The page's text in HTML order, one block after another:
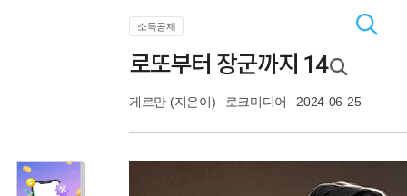
소득공제
로또부터 장군까지 14
게르만 (지은이) 로크미디어 2024-06-25